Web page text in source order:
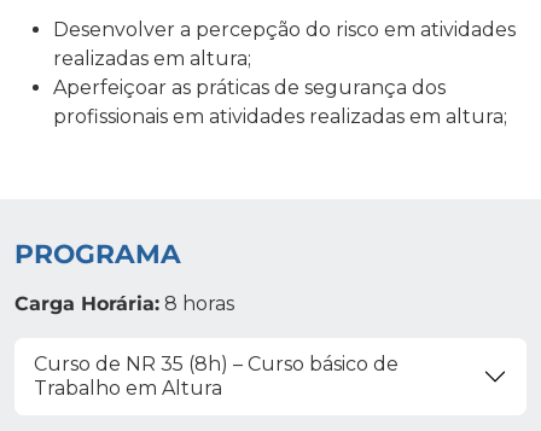
Desenvolver a percepção do risco em atividades
realizadas em altura;
Aperfeiçoar as práticas de segurança dos
profissionais em atividades realizadas em altura;
PROGRAMA
Carga Horária: 8 horas
Curso de NR 35 (8h) – Curso básico de
Trabalho em Altura